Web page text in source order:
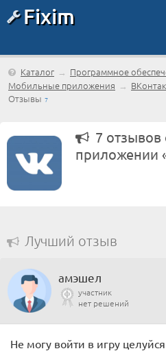
Fixim
Каталог → Программное
Мобильные приложения →
Отзывы 7
7
приложении
Лучший отзыв
амэшел
участник
нет решений
Не могу войти в игру